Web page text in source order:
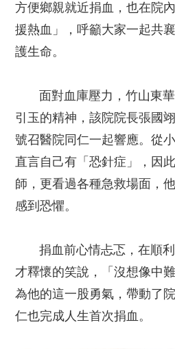
方便鄉親就近捐血，也在院
援熱血」，呼籲大家一起共
護生命。
面對血庫壓力，竹山東華
引玉的精神，該院院長張國
號召醫院同仁一起響應。從
直言自己有「恐針症」，因
師，更看過各種急救場面，
感到恐懼。
捐血前心情忐忑，在順利
才釋懷的笑說，「沒想像中
為他的這一股勇氣，帶動了
仁也完成人生首次捐血。